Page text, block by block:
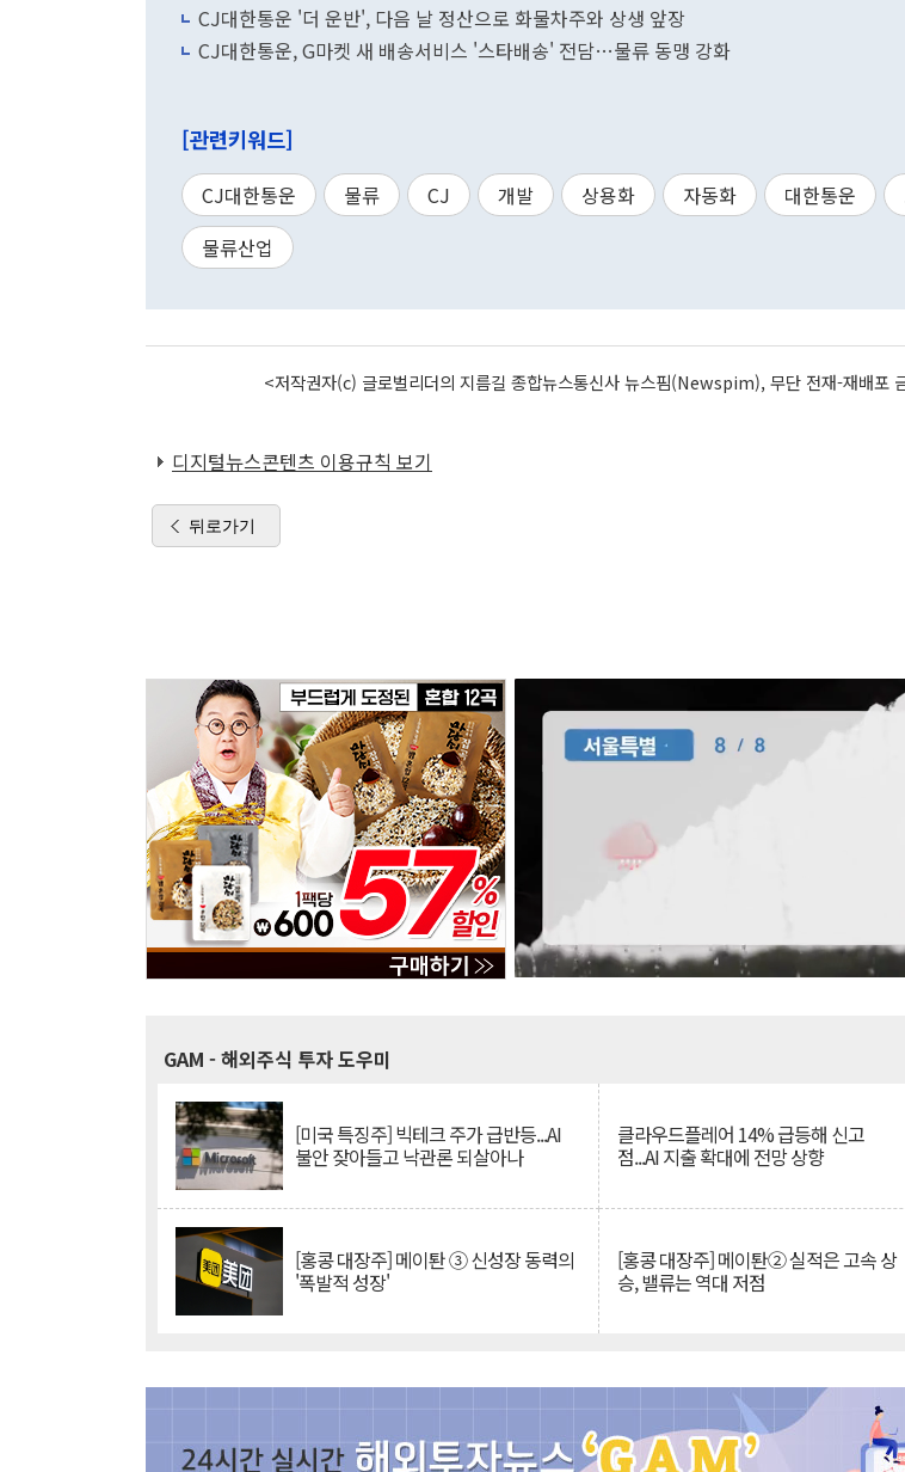
CJ대한통운 '더 운반', 다음 날 정산으로 화물차주와 상생 앞장
CJ대한통운, G마켓 새 배송서비스 '스타배송' 전담…물류 동맹 강화
[관련키워드]
CJ대한통운 물류 CJ 개발 상용화 자동화 대한통운
물류산업
<저작권자(c) 글로벌리더의 지름길 종합뉴스통신사 뉴스핌(Newspim), 무단 전재-재배포
디지털뉴스콘텐츠 이용규칙 보기
뒤로가기
GAM - 해외주식 투자 도우미
[미국 특징주] 빅테크 주가 급반등...AI
불안 잦아들고 낙관론 되살아나
클라우드플레어 14% 급등해 신고
점...AI 지출 확대에 전망 상향
[홍콩 대장주] 메이퇀 ③ 신성장 동력의
'폭발적 성장'
[홍콩 대장주] 메이퇀② 실적은 고속 상
승, 밸류는 역대 저점